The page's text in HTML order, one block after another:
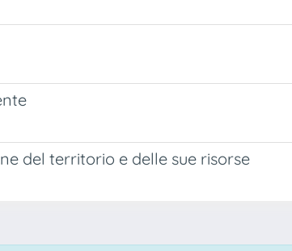
del territorio e delle sue risorse